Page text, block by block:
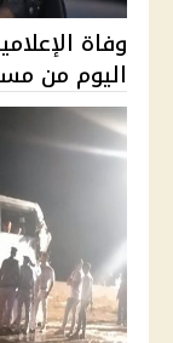
وفاة
اليوم من